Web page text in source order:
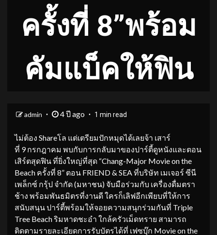
ครั้งที่ 8”พร้อม
คัมแบ็คให้ฟิน
admin 4 ปี ago 1 min read
ไม่ต้อง Shareโล แต่เตรียมปักหมุดได้เลยจ้า เสาร์
ที่ 9 กรกฎาคม พบกับการกลับมาของปาร์ตี้ดูหนังและตอน
เสิร์ตสุดฟิน ที่ยิ่งใหญ่ที่สุด “Chang-Major Movie on the
Beach ครั้งที่ 8” ตอน FRIEND & SEA ที่บริษัท เมเจอร์ ซีนี
เพล็กซ์ กรุ้ป จำกัด (มหาชน) จับมือร่วมกับ เครื่องดื่มตรา
ช้าง พร้อมพันธมิตรที่งานดี ใครก็เลิฟอีกเพียบที่ให้การ
สนับสนุน ปาร์ตี้พร้อมให้จอยความสนุกร่วมกันที่ Triple
Tree Beach ริมหาดชะอำ ใกล้ครัวเม็ดทราย สามารถ
ติดตามรายละเอียดการรับบัตรได้ที่ เฟซบุ๊ก Movie on the